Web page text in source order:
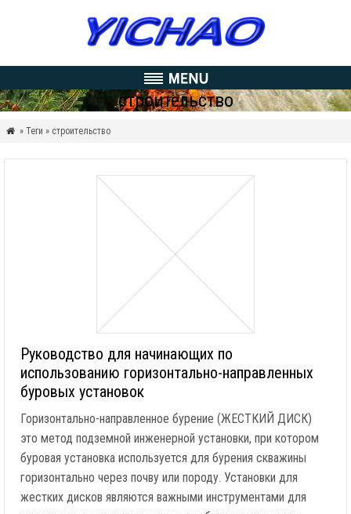
строительство
 » Теги » строительство
Руководство для начинающих по
использованию горизонтально-направленных
буровых установок
Горизонтально-направленное бурение (ЖЕСТКИЙ ДИСК)
это метод подземной инженерной установки, при котором
буровая установка используется для бурения скважины
горизонтально через почву или породу. Установки для
жестких дисков являются важными инструментами для